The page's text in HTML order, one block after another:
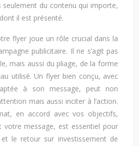
seulement du contenu qui importe,
il est présenté.
flyer joue un rôle crucial dans la
publicitaire. Il ne s’agit pas
mais aussi du pliage, de la forme
utilisé. Un flyer bien conçu, avec
à son message, peut non
mais aussi inciter à l’action.
en accord avec vos objectifs,
votre message, est essentiel pour
et le retour sur investissement de